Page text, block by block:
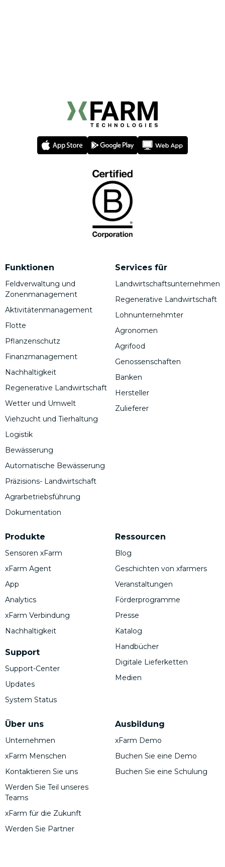
Funktionen
Feldverwaltung und
Zonenmanagement
Aktivitätenmanagement
Flotte
Pflanzenschutz
Finanzmanagement
Nachhaltigkeit
Regenerative Landwirtschaft
Wetter und Umwelt
Viehzucht und Tierhaltung
Logistik
Bewässerung
Automatische Bewässerung
Präzisions- Landwirtschaft
Agrarbetriebsführung
Dokumentation
Produkte
Sensoren xFarm
xFarm Agent
App
Analytics
xFarm Verbindung
Nachhaltigkeit
Support
Support-Center
Updates
System Status
Services für
Landwirtschaftsunternehmen
Regenerative Landwirtschaft
Lohnunternehmter
Agronomen
Agrifood
Genossenschaften
Banken
Hersteller
Zulieferer
Über uns
Unternehmen
xFarm Menschen
Kontaktieren Sie uns
Werden Sie Teil unseres
Teams
xFarm für die Zukunft
Werden Sie Partner
Ressourcen
Blog
Geschichten von xfarmers
Veranstaltungen
Förderprogramme
Presse
Katalog
Handbücher
Digitale Lieferketten
Medien
Ausbildung
xFarm Demo
Buchen Sie eine Demo
Buchen Sie eine Schulung